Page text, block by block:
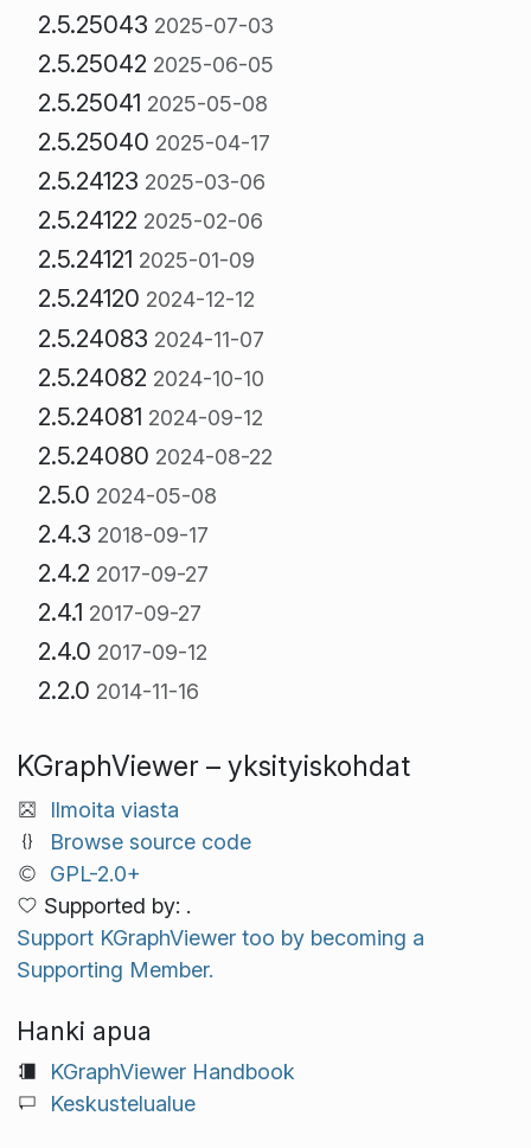
2.5.25043 2025-07-03
2.5.25042 2025-06-05
2.5.25041 2025-05-08
2.5.25040 2025-04-17
2.5.24123 2025-03-06
2.5.24122 2025-02-06
2.5.24121 2025-01-09
2.5.24120 2024-12-12
2.5.24083 2024-11-07
2.5.24082 2024-10-10
2.5.24081 2024-09-12
2.5.24080 2024-08-22
2.5.0 2024-05-08
2.4.3 2018-09-17
2.4.2 2017-09-27
2.4.1 2017-09-27
2.4.0 2017-09-12
2.2.0 2014-11-16
KGraphViewer – yksityiskohdat
Ilmoita viasta
Browse source code
GPL-2.0+
Supported by: .
Support KGraphViewer too by becoming a
Supporting Member.
Hanki apua
KGraphViewer Handbook
Keskustelualue